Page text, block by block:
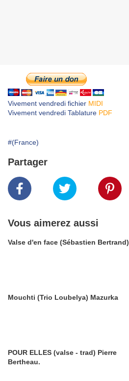
Vivement vendredi fichier MIDI
Vivement vendredi Tablature PDF
#(France)
Partager
Vous aimerez aussi
Valse d'en face (Sébastien Bertrand)
Mouchti (Trio Loubelya) Mazurka
POUR ELLES (valse - trad) Pierre
Bertheau.